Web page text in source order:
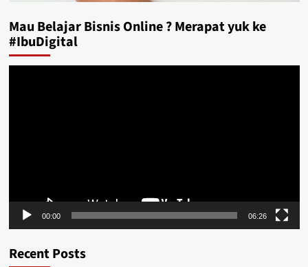
Mau Belajar Bisnis Online ? Merapat yuk ke
#IbuDigital
00:00 06:26
Recent Posts